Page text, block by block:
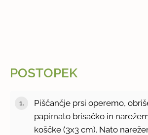
POSTOPEK
Piščančje prsi operemo,
papirnato brisačko in
koščke (3x3 cm). Nato